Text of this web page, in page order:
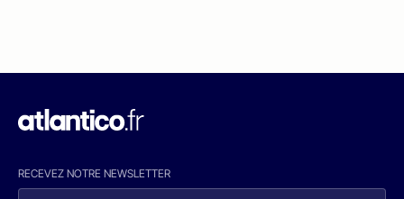
RECEVEZ NOTRE NEWSLETTER